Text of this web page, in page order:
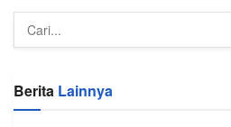
Berita Lainnya